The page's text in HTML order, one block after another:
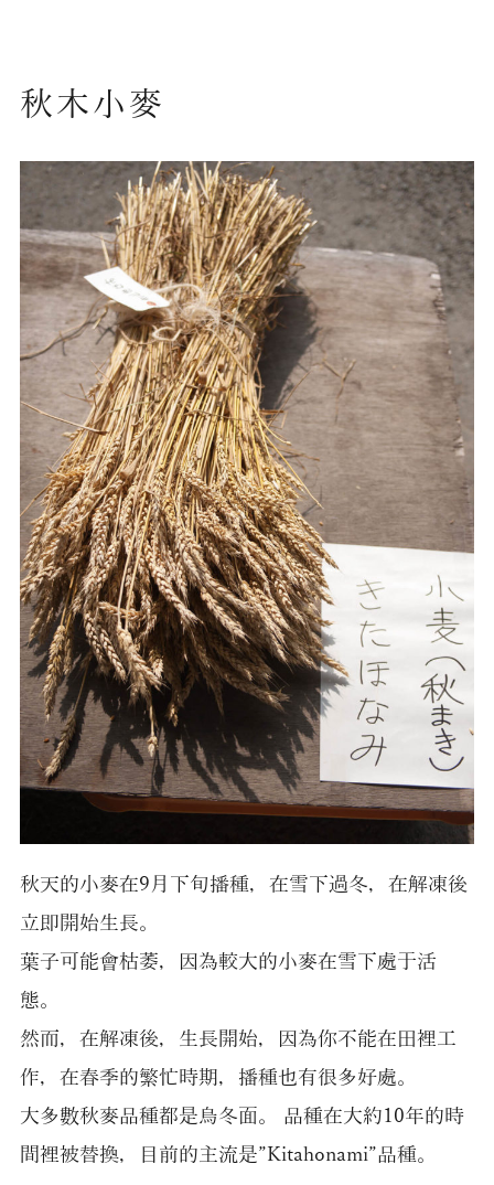
秋木小麥
秋天的小麥在9月下旬播種，在雪下過冬，在解凍後
立即開始生長。
葉子可能會枯萎，因為較大的小麥在雪下處于活
態。
然而，在解凍後，生長開始，因為你不能在田裡工
作，在春季的繁忙時期，播種也有很多好處。
大多數秋麥品種都是烏冬面。 品種在大約10年的時
間裡被替換，目前的主流是”Kitahonami”品種。